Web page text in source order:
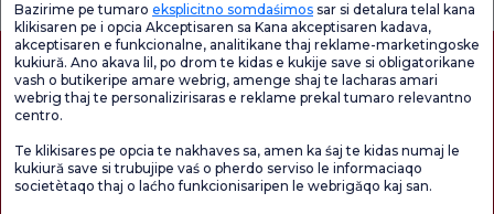
Bazirime pe tumaro eksplicitno somdaśimos sar si detalura telal kana
klikisaren pe i opcia Akceptisaren sa Kana akceptisaren kadava,
akceptisaren e funkcionalne, analitikane thaj reklame-marketingoske
kukiură. Ano akava lil, po drom te kidas e kukije save si obligatorikane
vash o butikeripe amare webrig, amenge shaj te lacharas amari
webrig thaj te personalizirisaras e reklame prekal tumaro relevantno
centro.
Te klikisares pe opcia te nakhaves sa, amen ka śaj te kidas numaj le
kukiură save si trubujipe vaś o pherdo serviso le informaciaqo
societètaqo thaj o laćho funkcionisaripen le webrigăqo kaj san.